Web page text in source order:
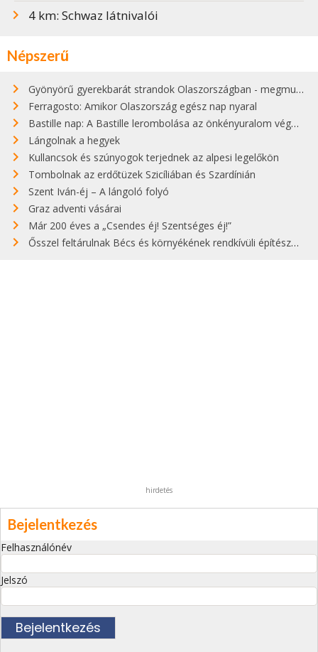
4 km: Schwaz látnivalói
Népszerű
Gyönyörű gyerekbarát strandok Olaszországban - megmutatjuk a 15 legjobbat
Ferragosto: Amikor Olaszország egész nap nyaral
Bastille nap: A Bastille lerombolása az önkényuralom végét jelentette
Lángolnak a hegyek
Kullancsok és szúnyogok terjednek az alpesi legelőkön
Tombolnak az erdőtüzek Szicíliában és Szardínián
Szent Iván-éj – A lángoló folyó
Graz adventi vásárai
Már 200 éves a „Csendes éj! Szentséges éj!”
Ősszel feltárulnak Bécs és környékének rendkívüli építészeti kincsei
hirdetés
Bejelentkezés
Felhasználónév
Jelszó